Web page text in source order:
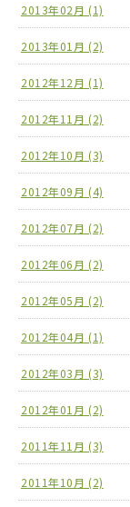
2013年02月 (1)
2013年01月 (2)
2012年12月 (1)
2012年11月 (2)
2012年10月 (3)
2012年09月 (4)
2012年07月 (2)
2012年06月 (2)
2012年05月 (2)
2012年04月 (1)
2012年03月 (3)
2012年01月 (2)
2011年11月 (3)
2011年10月 (2)